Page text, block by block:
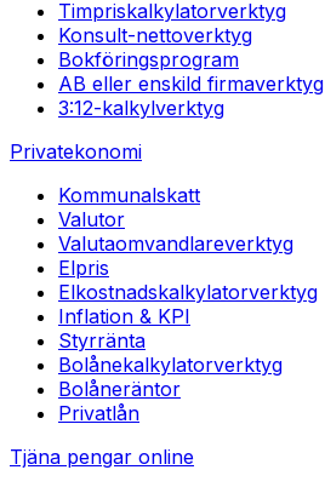
Timpriskalkylatorverktyg
Konsult-nettoverktyg
Bokföringsprogram
AB eller enskild firmaverktyg
3:12-kalkylverktyg
Privatekonomi
Kommunalskatt
Valutor
Valutaomvandlareverktyg
Elpris
Elkostnadskalkylatorverktyg
Inflation & KPI
Styrränta
Bolånekalkylatorverktyg
Bolåneräntor
Privatlån
Tjäna pengar online